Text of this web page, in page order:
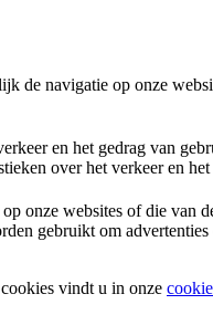
de navigatie op onze
en het gedrag van
over het verkeer en
onze websites of die van
gebruikt om
vindt u in onze